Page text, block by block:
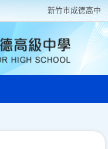
新竹巿成德高中